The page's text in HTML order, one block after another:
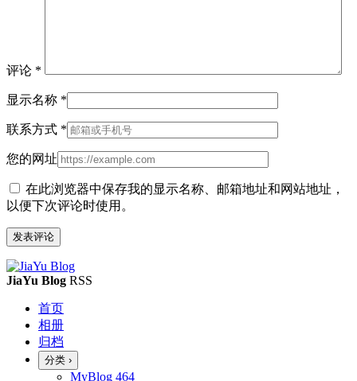
评论 *
显示名称 *
联系方式 *
您的网址
在此浏览器中保存我的显示名称、邮箱地址和网站地址，
以便下次评论时使用。
JiaYu Blog RSS
首页
相册
归档
分类 ›
MyBlog 464